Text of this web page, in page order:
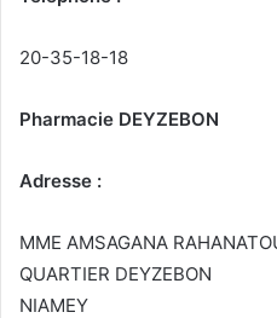
20-35-18-18
Pharmacie DEYZEBON
Adresse :
MME AMSAGANA
QUARTIER DEYZEBON
NIAMEY